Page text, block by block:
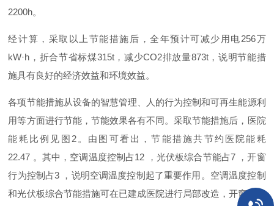
2200h。
经计算，采取以上节能措施后，全年预计可减少用 电256万
kW·h ，折合节省标煤315t，减少CO2排放量873t，说明节能措
施具有良好的经济效益和环境效益。
各项节能措施从设备的智慧管理、人的行为控制和可再生能源利
用等方面进行节能，节能效果各有不同。采取节能措施后，医院
能耗比例见 图 2。由图可看出，节能措施共节约医院能耗
22.47 。其中，空调温度控制 占12 ，光伏板综合节能占7 ，开窗
行为控制 占3 ，说明空调温度控制起了重要作用。空调温度控制
和光伏板综合节能措施可在已建成医院进行局部改造，开窗行为